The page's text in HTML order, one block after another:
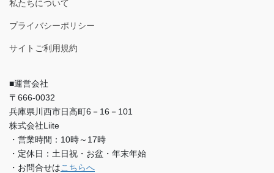
私たちについて
プライバシーポリシー
サイトご利用規約
■運営会社
〒666-0032
兵庫県川西市日高町6－16－101
株式会社Liite
・営業時間：10時～17時
・定休日：土日祝・お盆・年末年始
・お問合せはこちらへ